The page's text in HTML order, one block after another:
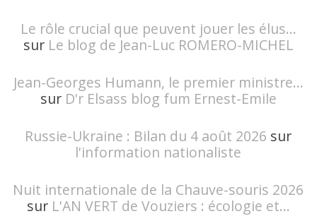
Le rôle crucial que peuvent jouer les élus...
sur Le blog de Jean-Luc ROMERO-MICHEL
Jean-Georges Humann, le premier ministre...
sur D'r Elsass blog fum Ernest-Emile
Russie-Ukraine : Bilan du 4 août 2026 sur
l'information nationaliste
Nuit internationale de la Chauve-souris 2026
sur L'AN VERT de Vouziers : écologie et...